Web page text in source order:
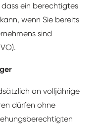
ein berechtigtes
wenn Sie bereits
sind
an volljährige
dürfen ohne